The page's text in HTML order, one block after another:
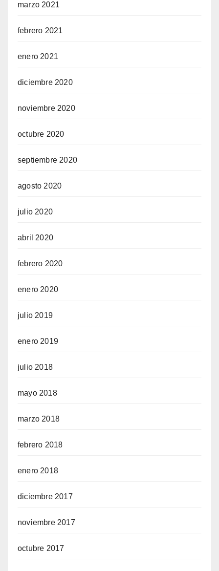
marzo 2021
febrero 2021
enero 2021
diciembre 2020
noviembre 2020
octubre 2020
septiembre 2020
agosto 2020
julio 2020
abril 2020
febrero 2020
enero 2020
julio 2019
enero 2019
julio 2018
mayo 2018
marzo 2018
febrero 2018
enero 2018
diciembre 2017
noviembre 2017
octubre 2017